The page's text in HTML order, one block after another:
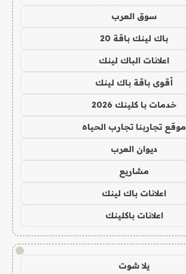
سوق العرب
باك لينك باقة 20
اعلانات الباك لينك
أقوى باقة باك لينك
خدمات با كلينك 2026
موقع تجاربنا تجارب الحياه
ديوان العرب
مشاريع
اعلانات باك لينك
اعلانات باكلينك
!
يلا شوت